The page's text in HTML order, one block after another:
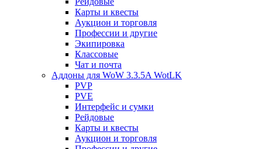
Карты и квесты
Аукцион и торговля
Профессии и другие
Экипировка
Классовые
Чат и почта
Аддоны для WoW 3.3.5A WotLK
PVP
PVE
Интерфейс и сумки
Рейдовые
Карты и квесты
Аукцион и торговля